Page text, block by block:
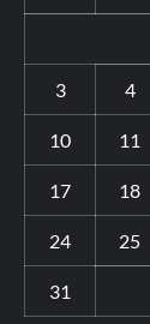
3 4
10 11
17 18
24 25
31